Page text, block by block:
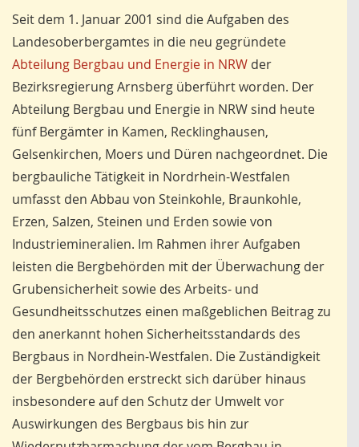
Seit dem 1. Januar 2001 sind die Aufgaben des
Landesoberbergamtes in die neu gegründete
Abteilung Bergbau und Energie in NRW der
Bezirksregierung Arnsberg überführt worden. Der
Abteilung Bergbau und Energie in NRW sind heute
fünf Bergämter in Kamen, Recklinghausen,
Gelsenkirchen, Moers und Düren nachgeordnet. Die
bergbauliche Tätigkeit in Nordrhein-Westfalen
umfasst den Abbau von Steinkohle, Braunkohle,
Erzen, Salzen, Steinen und Erden sowie von
Industriemineralien. Im Rahmen ihrer Aufgaben
leisten die Bergbehörden mit der Überwachung der
Grubensicherheit sowie des Arbeits- und
Gesundheitsschutzes einen maßgeblichen Beitrag zu
den anerkannt hohen Sicherheitsstandards des
Bergbaus in Nordhein-Westfalen. Die Zuständigkeit
der Bergbehörden erstreckt sich darüber hinaus
insbesondere auf den Schutz der Umwelt vor
Auswirkungen des Bergbaus bis hin zur